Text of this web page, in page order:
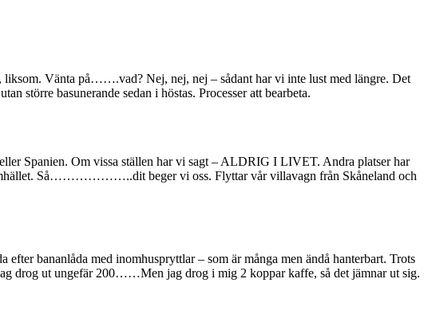
liksom. Vänta på…….vad? Nej, nej, nej – sådant har vi inte lust med längre. Det
större basunerande sedan i höstas. Processer att bearbeta.
Spanien. Om vissa ställen har vi sagt – ALDRIG I LIVET. Andra platser har
Så………………..dit beger vi oss. Flyttar vår villavagn från Skåneland och
bananlåda med inomhuspryttlar – som är många men ändå hanterbart. Trots
drog ut ungefär 200……Men jag drog i mig 2 koppar kaffe, så det jämnar ut sig.